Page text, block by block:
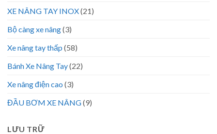
XE NÂNG TAY INOX(21)
Bộ càng xe nâng(3)
Xe nâng tay thấp (58)
Bánh Xe Nâng Tay(22)
Xe nâng điện cao (3)
ĐẦU BƠM XE NÂNG(9)
LƯU TRỮ